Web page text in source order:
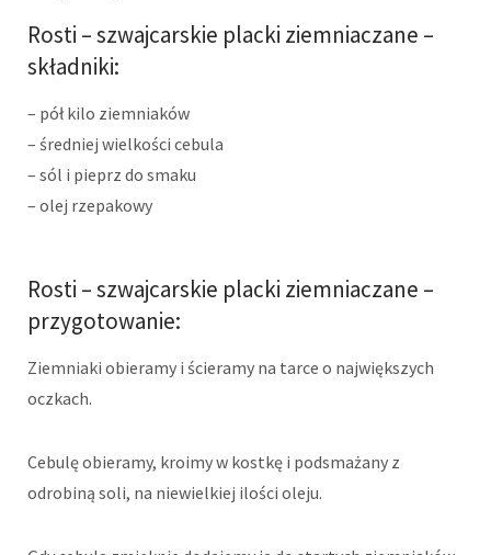
Rosti – szwajcarskie placki ziemniaczane –
składniki:
– pół kilo ziemniaków
– średniej wielkości cebula
– sól i pieprz do smaku
– olej rzepakowy
Rosti – szwajcarskie placki ziemniaczane –
przygotowanie:
Ziemniaki obieramy i ścieramy na tarce o największych
oczkach.
Cebulę obieramy, kroimy w kostkę i podsmażany z
odrobiną soli, na niewielkiej ilości oleju.